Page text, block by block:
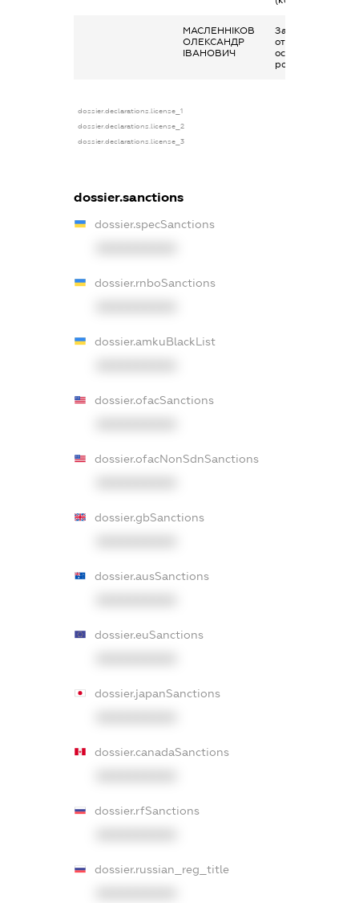
МАСЛЕННІКОВ
ОЛЕКСАНДР
ІВАНОВИЧ
Заробітна плата
отримана за
основним місцем
роботи
dossier.declarations.license_1
dossier.declarations.license_2
dossier.declarations.license_3
dossier.sanctions
dossier.specSanctions
dossier.rnboSanctions
dossier.amkuBlackList
dossier.ofacSanctions
dossier.ofacNonSdnSanctions
dossier.gbSanctions
dossier.ausSanctions
dossier.euSanctions
dossier.japanSanctions
dossier.canadaSanctions
dossier.rfSanctions
dossier.russian_reg_title